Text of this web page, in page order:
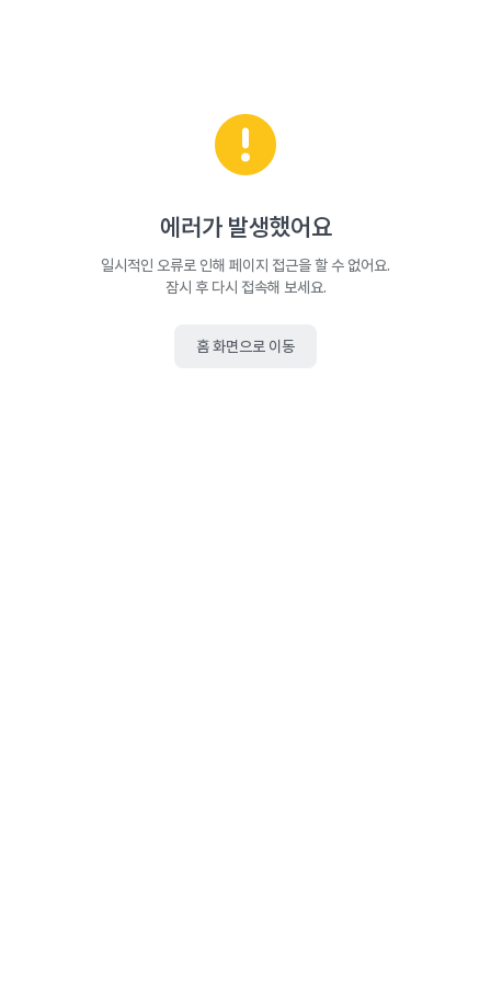
에러가 발생했어요
일시적인 오류로 인해 페이지 접근을 할 수 없어요.
잠시 후 다시 접속해 보세요.
홈 화면으로 이동